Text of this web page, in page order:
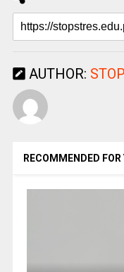
AUTHOR:
RECOMMENDED FOR